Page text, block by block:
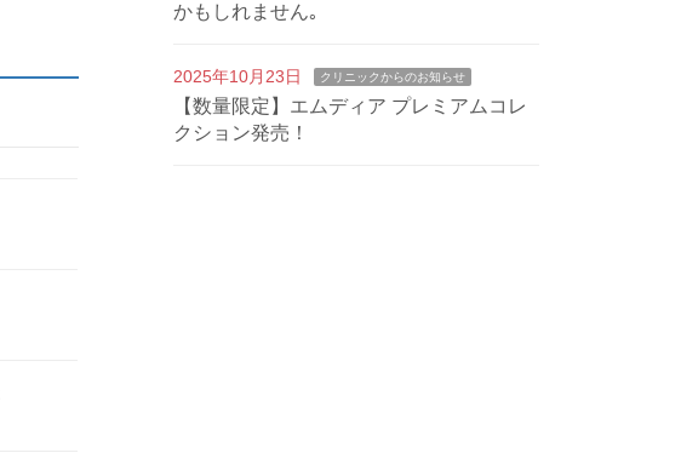
かもしれません｡
2025年10月23日 クリニックからのお知らせ
【数量限定】エムディア プレミアムコレ
クション発売！